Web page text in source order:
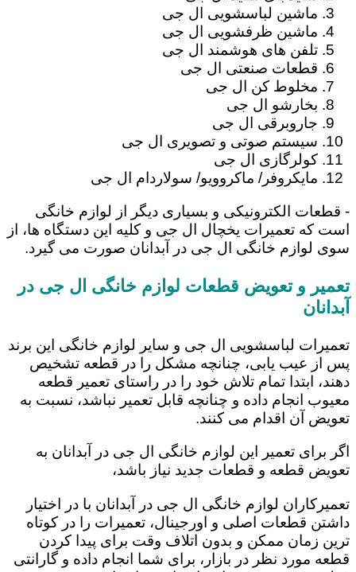
ماشین لباسشویی ال جی
ماشین ظرفشویی ال جی
تلفن های هوشمند ال جی
قطعات صنعتی ال جی
مخلوط کن ال جی
بخارشو ال جی
جاروبرقی ال جی
سیستم صوتی و تصویری ال جی
کولرگازی ال جی
مایکروفر/ ماکروویو/ سولاردام ال جی
- قطعات الکترونیکی و بسیاری دیگر از لوازم خانگی
است که تعمیرات یخچال ال جی و کلیه این دستگاه ها، از
سوی لوازم خانگی ال جی در آبدانان صورت می گیرد.
تعمیر و تعویض قطعات لوازم خانگی ال جی در
آبدانان
تعمیرات لباسشویی ال جی و سایر لوازم خانگی این برند
پس از عیب یابی، چنانچه مشکل را در قطعه تشخیص
دهند، ابتدا تمام تلاش خود را در راستای تعمیر قطعه
معیوب انجام داده و چنانچه قابل تعمیر نباشد، نسبت به
تعویض آن اقدام می کنند.
اگر برای تعمیر این لوازم خانگی ال جی در آبدانان به
تعویض قطعه و قطعات جدید نیاز باشد،
تعمیرکاران لوازم خانگی ال جی در آبدانان با در اختیار
داشتن قطعات اصلی و اورجینال، تعمیرات را در کوتاه
ترین زمان ممکن و بدون اتلاف وقت برای پیدا کردن
قطعه مورد نظر در بازار، برای شما انجام داده و گارانتی